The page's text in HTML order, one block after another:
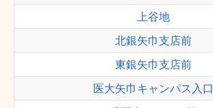
上谷地
北銀矢巾支店前
東銀矢巾支店前
医大矢巾キャンパス入口